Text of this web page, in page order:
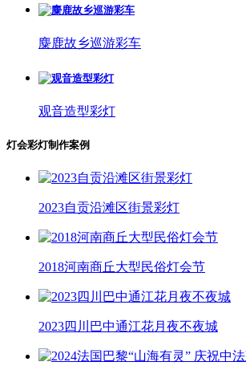
麋鹿故乡巡游彩车
观音造型彩灯
灯会彩灯制作案例
2023自贡沿滩区街景彩灯
2018河南商丘大型民俗灯会节
2023四川巴中通江花月夜不夜城